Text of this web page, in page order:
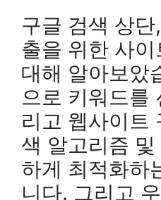
구글 검색 상
출을 위한 사
대해 알아보았
으로 키워드를
리고 웹사이트
색 알고리즘
하게 최적화하
니다. 그리고